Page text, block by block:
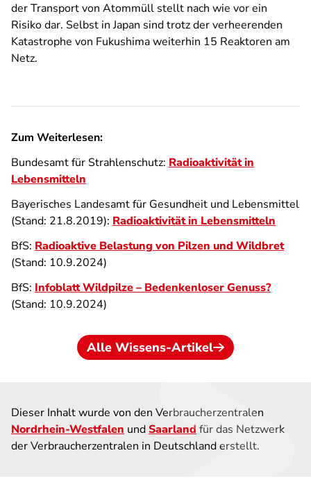
der Transport von Atommüll stellt nach wie vor ein
Risiko dar. Selbst in Japan sind trotz der verheerenden
Katastrophe von Fukushima weiterhin 15 Reaktoren am
Netz.
Zum Weiterlesen:
Bundesamt für Strahlenschutz: Radioaktivität in
Lebensmitteln
Bayerisches Landesamt für Gesundheit und Lebensmittel
(Stand: 21.8.2019): Radioaktivität in Lebensmitteln
BfS: Radioaktive Belastung von Pilzen und Wildbret
(Stand: 10.9.2024)
BfS: Infoblatt Wildpilze – Bedenkenloser Genuss?
(Stand: 10.9.2024)
Alle Wissens-Artikel
Dieser Inhalt wurde von den Verbraucherzentralen
Nordrhein-Westfalen undSaarland für das Netzwerk
der Verbraucherzentralen in Deutschland erstellt.